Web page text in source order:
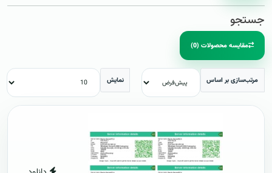
جستجو
مقایسه محصولات (0)
مرتب‌سازی بر اساس نمایش